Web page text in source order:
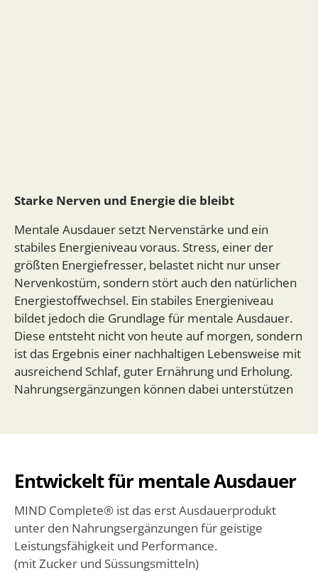
Starke Nerven und Energie die bleibt
Mentale Ausdauer setzt Nervenstärke und ein
stabiles Energieniveau voraus. Stress, einer der
größten Energiefresser, belastet nicht nur unser
Nervenkostüm, sondern stört auch den natürlichen
Energiestoffwechsel. Ein stabiles Energieniveau
bildet jedoch die Grundlage für mentale Ausdauer.
Diese entsteht nicht von heute auf morgen, sondern
ist das Ergebnis einer nachhaltigen Lebensweise mit
ausreichend Schlaf, guter Ernährung und Erholung.
Nahrungsergänzungen können dabei unterstützen
Entwickelt für mentale Ausdauer
MIND Complete® ist das erst Ausdauerprodukt
unter den Nahrungsergänzungen für geistige
Leistungsfähigkeit und Performance.
(mit Zucker und Süssungsmitteln)